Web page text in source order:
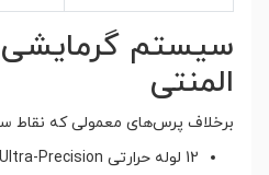
المنتی
برخلاف پرس‌های معمولی که نقاط
12 لوله حرارتی Ultra-Precision